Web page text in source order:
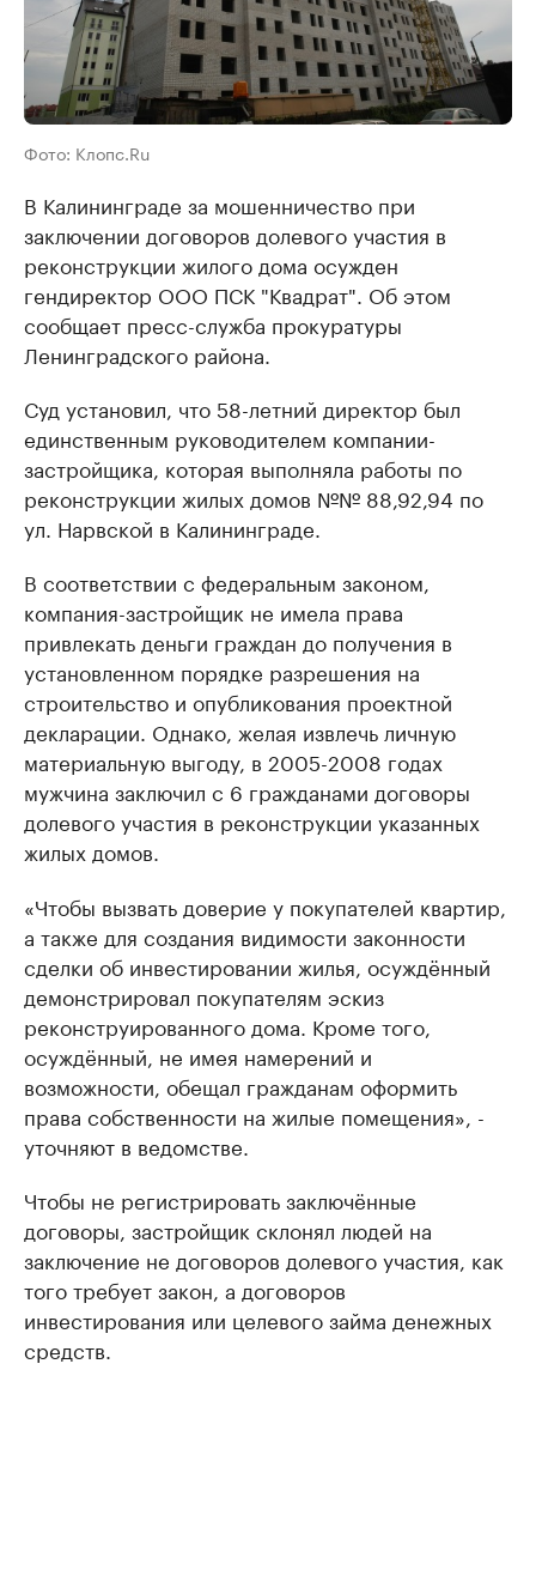
Фото: Клопс.Ru
В Калининграде за мошенничество при
заключении договоров долевого участия в
реконструкции жилого дома осужден
гендиректор ООО ПСК "Квадрат". Об этом
сообщает пресс-служба прокуратуры
Ленинградского района.
Суд установил, что 58-летний директор был
единственным руководителем компании-
застройщика, которая выполняла работы по
реконструкции жилых домов №№ 88,92,94 по
ул. Нарвской в Калининграде.
В соответствии с федеральным законом,
компания-застройщик не имела права
привлекать деньги граждан до получения в
установленном порядке разрешения на
строительство и опубликования проектной
декларации. Однако, желая извлечь личную
материальную выгоду, в 2005-2008 годах
мужчина заключил с 6 гражданами договоры
долевого участия в реконструкции указанных
жилых домов.
«Чтобы вызвать доверие у покупателей квартир,
а также для создания видимости законности
сделки об инвестировании жилья, осуждённый
демонстрировал покупателям эскиз
реконструированного дома. Кроме того,
осуждённый, не имея намерений и
возможности, обещал гражданам оформить
права собственности на жилые помещения», -
уточняют в ведомстве.
Чтобы не регистрировать заключённые
договоры, застройщик склонял людей на
заключение не договоров долевого участия, как
того требует закон, а договоров
инвестирования или целевого займа денежных
средств.